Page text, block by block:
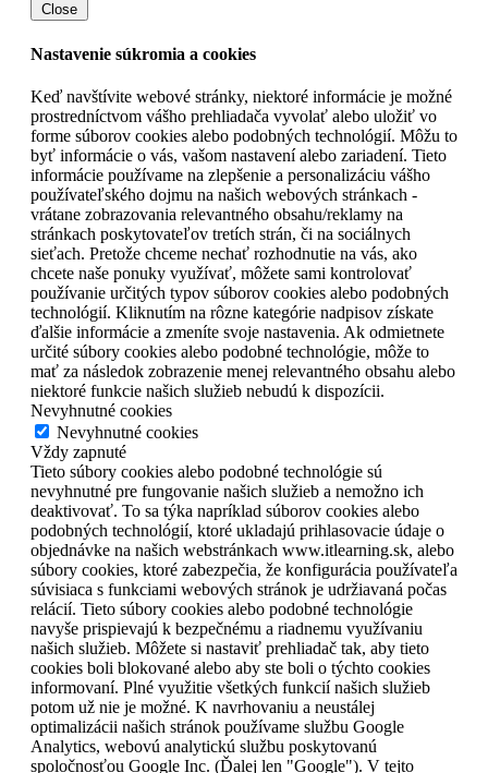
Close
Nastavenie súkromia a cookies
Keď navštívite webové stránky, niektoré informácie je možné
prostredníctvom vášho prehliadača vyvolať alebo uložiť vo
forme súborov cookies alebo podobných technológií. Môžu to
byť informácie o vás, vašom nastavení alebo zariadení. Tieto
informácie používame na zlepšenie a personalizáciu vášho
používateľského dojmu na našich webových stránkach -
vrátane zobrazovania relevantného obsahu/reklamy na
stránkach poskytovateľov tretích strán, či na sociálnych
sieťach. Pretože chceme nechať rozhodnutie na vás, ako
chcete naše ponuky využívať, môžete sami kontrolovať
používanie určitých typov súborov cookies alebo podobných
technológií. Kliknutím na rôzne kategórie nadpisov získate
ďalšie informácie a zmeníte svoje nastavenia. Ak odmietnete
určité súbory cookies alebo podobné technológie, môže to
mať za následok zobrazenie menej relevantného obsahu alebo
niektoré funkcie našich služieb nebudú k dispozícii.
Nevyhnutné cookies
Nevyhnutné cookies
Vždy zapnuté
Tieto súbory cookies alebo podobné technológie sú
nevyhnutné pre fungovanie našich služieb a nemožno ich
deaktivovať. To sa týka napríklad súborov cookies alebo
podobných technológií, ktoré ukladajú prihlasovacie údaje o
objednávke na našich webstránkach www.itlearning.sk, alebo
súbory cookies, ktoré zabezpečia, že konfigurácia používateľa
súvisiaca s funkciami webových stránok je udržiavaná počas
relácií. Tieto súbory cookies alebo podobné technológie
navyše prispievajú k bezpečnému a riadnemu využívaniu
našich služieb. Môžete si nastaviť prehliadač tak, aby tieto
cookies boli blokované alebo aby ste boli o týchto cookies
informovaní. Plné využitie všetkých funkcií našich služieb
potom už nie je možné. K navrhovaniu a neustálej
optimalizácii našich stránok používame službu Google
Analytics, webovú analytickú službu poskytovanú
spoločnosťou Google Inc. (Ďalej len "Google"). V tejto